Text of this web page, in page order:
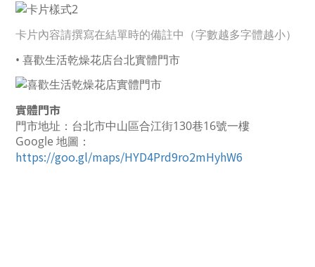
卡片內容請撰寫在結單時的備註中（字數越多字體越小）
• 喜歡生活乾燥花店台北實體門市
實體門市
門市地址：台北市中山區合江街130巷16號一樓
Google 地圖：
https://goo.gl/maps/HYD4Prd9ro2mHyhW6